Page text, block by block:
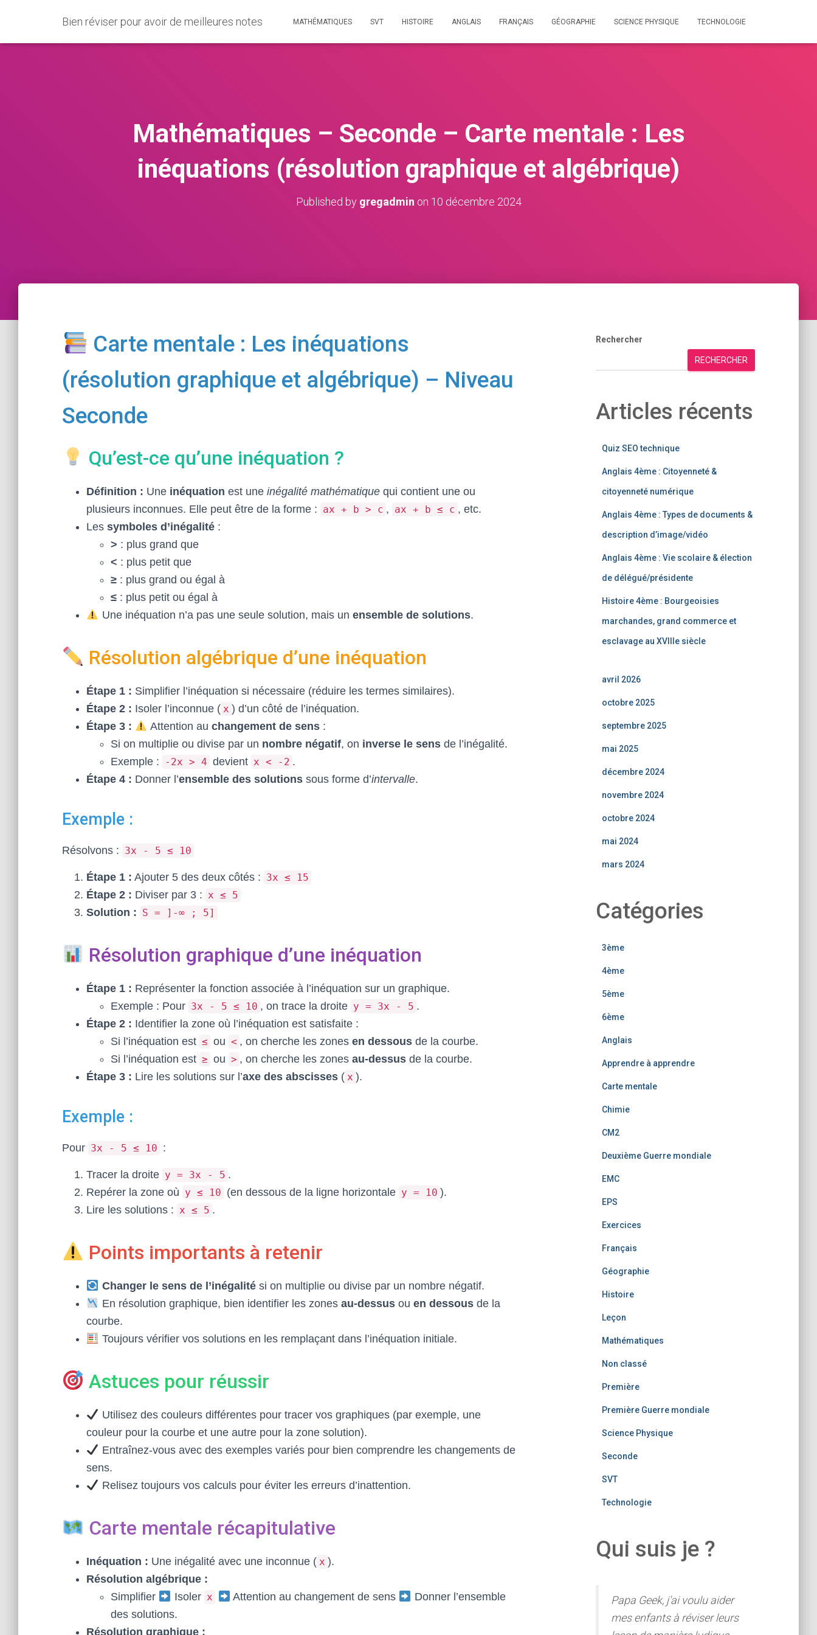
Bien réviser pour avoir de meilleures notes MATHÉMATIQUES SVT HISTOIRE ANGLAIS FRANÇAIS GÉOGRAPHIE SCIENCE PHYSIQUE TECHNOLOGIE
Mathématiques – Seconde – Carte mentale : Les
inéquations (résolution graphique et algébrique)
Published by gregadmin on 10 décembre 2024
Carte mentale : Les inéquations
(résolution graphique et algébrique) – Niveau
Seconde
Qu’est-ce qu’une inéquation ?
Définition : Une inéquation est une inégalité mathématique qui contient une ou
plusieurs inconnues. Elle peut être de la forme : ax + b > c , ax + b ≤ c , etc.
Les symboles d’inégalité :
> : plus grand que
< : plus petit que
≥ : plus grand ou égal à
≤ : plus petit ou égal à
Une inéquation n’a pas une seule solution, mais un ensemble de solutions.
Résolution algébrique d’une inéquation
Étape 1 : Simplifier l’inéquation si nécessaire (réduire les termes similaires).
Étape 2 : Isoler l’inconnue ( x ) d’un côté de l’inéquation.
Étape 3 :
Attention au changement de sens:
Si on multiplie ou divise par un nombre négatif, on inverse le sens de l’inégalité.
Exemple :
-2x > 4 devient x < -2 .
Étape 4 : Donner l’ensemble des solutions sous forme d’intervalle.
Exemple :
Résolvons : 3x - 5 ≤ 10
Étape 1 : Ajouter 5 des deux côtés : 3x ≤ 15
Étape 2 : Diviser par 3 : x ≤ 5
Solution : S = ]-∞ ; 5]
Résolution graphique d’une inéquation
Étape 1 : Représenter la fonction associée à l’inéquation sur un graphique.
Exemple : Pour 3x - 5 ≤ 10 , on trace la droite y = 3x - 5 .
Étape 2 : Identifier la zone où l’inéquation est satisfaite :
Si l’inéquation est ≤ ou < , on cherche les zones en dessous de la courbe.
Si l’inéquation est ≥ ou > , on cherche les zones au-dessus de la courbe.
Étape 3 : Lire les solutions sur l’axe des abscisses ( x ).
Exemple :
Pour 3x - 5 ≤ 10 :
Tracer la droite y = 3x - 5 .
Repérer la zone où y ≤ 10 (en dessous de la ligne horizontale y = 10 ).
Lire les solutions : x ≤ 5 .
Points importants à retenir
Changer le sens de l’inégalitési on multiplie ou divise par un nombre négatif.
En résolution graphique, bien identifier les zones au-dessusou en dessousde la
courbe.
Toujours vérifier vos solutions en les remplaçant dans l’inéquation initiale.
Astuces pour réussir
Utilisez des couleurs différentes pour tracer vos graphiques (par exemple, une
couleur pour la courbe et une autre pour la zone solution).
Entraînez-vous avec des exemples variés pour bien comprendre les changements de
sens.
Relisez toujours vos calculs pour éviter les erreurs d’inattention.
Carte mentale récapitulative
Inéquation : Une inégalité avec une inconnue ( x ).
Résolution algébrique :
Simplifier
Isoler x Attention au changement de sens
Donner l’ensemble
des solutions.
Résolution graphique :
Rechercher
RECHERCHER
Articles récents
Quiz SEO technique
Anglais 4ème : Citoyenneté &
citoyenneté numérique
Anglais 4ème : Types de documents &
description d’image/vidéo
Anglais 4ème : Vie scolaire & élection
de délégué/présidente
Histoire 4ème : Bourgeoisies
marchandes, grand commerce et
esclavage au XVIIIe siècle
avril 2026
octobre 2025
septembre 2025
mai 2025
décembre 2024
novembre 2024
octobre 2024
mai 2024
mars 2024
Catégories
3ème
4ème
5ème
6ème
Anglais
Apprendre à apprendre
Carte mentale
Chimie
CM2
Deuxième Guerre mondiale
EMC
EPS
Exercices
Français
Géographie
Histoire
Leçon
Mathématiques
Non classé
Première
Première Guerre mondiale
Science Physique
Seconde
SVT
Technologie
Qui suis je ?
Papa Geek, j'ai voulu aider
mes enfants à réviser leurs